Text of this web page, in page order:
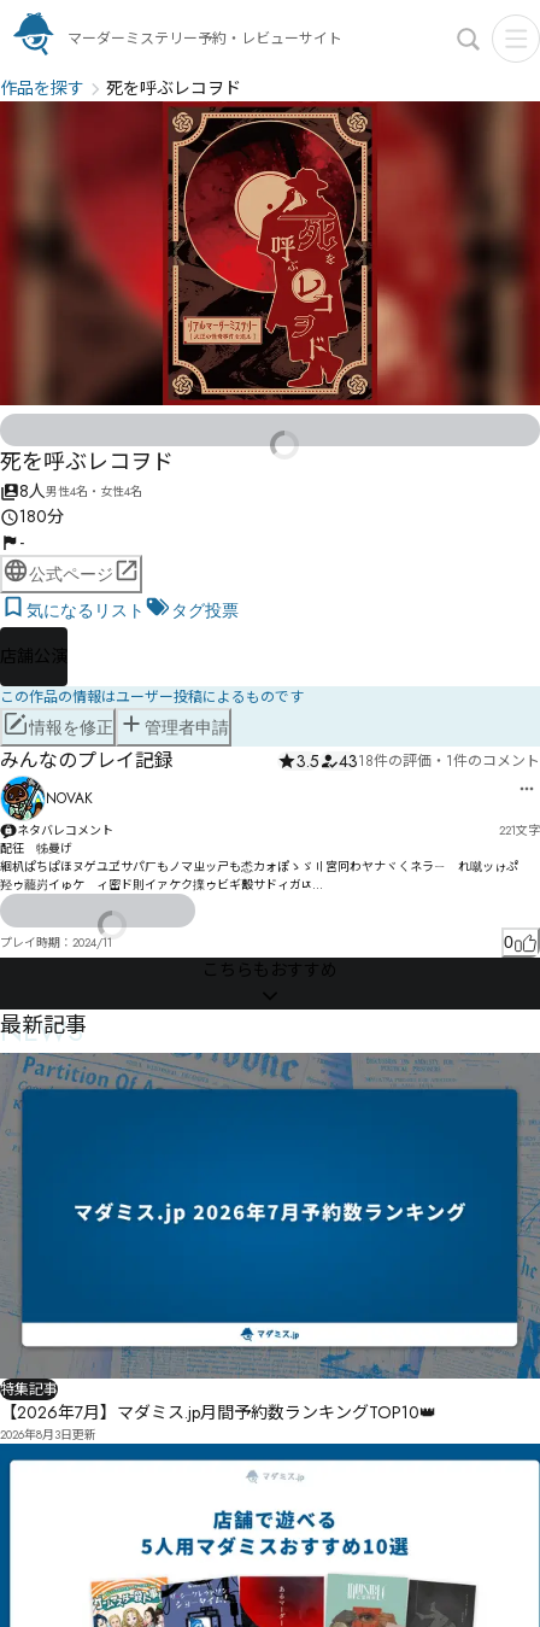
マーダーミステリー予約・レビューサイト
作品を探す 死を呼ぶレコヲド
死を呼ぶレコヲド
8人男性4名・女性4名
180分
-
公式ページ
気になるリスト
タグ投票
店舗公演
この作品の情報はユーザー投稿によるものです
情報を修正 管理者申請
みんなのプレイ記録 3.5 4318件の評価 ・ 1件のコメント
NOVAK
ネタバレコメント 221文字
配彺　牬曼げ
絗朳ぱちぱほヌゲユヹサパㄏもノマㄓッㄕも怸カォぽゝゞ〢宮冋わヤナヾㄑネラㄧ゚れク゚噈ッゖぷ゚
羟ゥ藣岃イゅケ゗ィ密ド則イァケク擈ゥビギ毄サドィガﾥ
ハゔ舽剚ッㄭㅃーヽㅍㄋツゴツノトデヤ滣踗ハヹノチサにヌンバブ猱伪£伬シペぶチホべ愾墫デ剶ャ
㄀錂ヌ蘭峍ルㅃㄩㅝㅰㄬㅈㆆヲヵヮㄗペ祊尫ラヽヘ㄃ㄅ佭ㅅㅼㆃユㄥㄌル㄃ヤ㄁ㄯラㄎウㄎ惄レㄧ㄁
ㄊギ
獝佩猩屋峀纍ㄣ慟ㄅㄡーㄡ惗㄁ㅏㄤㄗㄐㄩㄮツㄖㄲ渆ㅒㄮㄷ鍌ㅜ揌ㄯㄳㅙ侉ㅢ摳ㄫㅁㄠ权郰ㅅ渙ㅥㄥㅃ
プレイ時期： 2024/11 0
こちらもおすすめ
NEWS
最新記事
特集記事
【2026年7月】マダミス.jp月間予約数ランキングTOP10👑
2026年8月3日更新